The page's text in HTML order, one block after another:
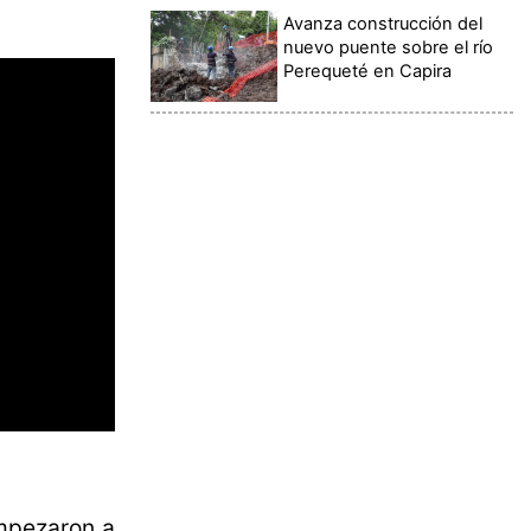
Avanza construcción del
nuevo puente sobre el río
Perequeté en Capira